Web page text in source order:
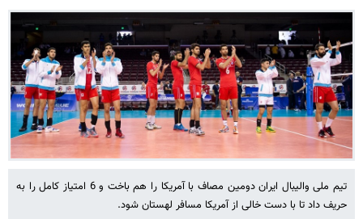
تیم ملی والیبال ایران دومین مصاف با آمریکا را هم باخت و 6 امتیاز کامل را به
حریف داد تا با دست خالی از آمریکا مسافر لهستان شود.